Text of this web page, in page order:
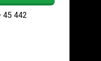
45 442